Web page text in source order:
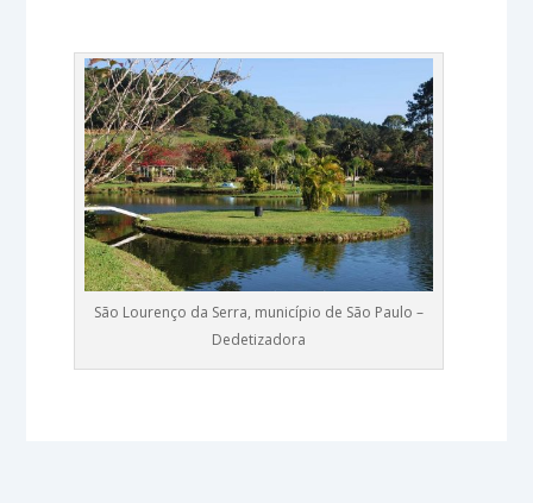
São Lourenço da Serra, município de São Paulo –
Dedetizadora